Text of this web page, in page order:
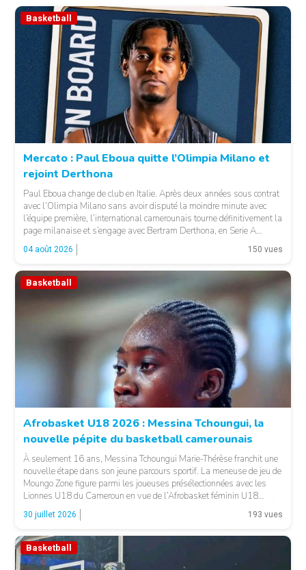
© Basket 237
Basketball
Mercato : Paul Eboua quitte l’Olimpia Milano et
rejoint Derthona
Paul Eboua change de club en Italie. Après deux années sous contrat
avec l’Olimpia Milano sans avoir disputé la moindre minute avec
l’équipe première, l’international camerounais tourne définitivement la
page milanaise et s’engage avec Bertram Derthona, en Serie A
italienne. LA SUITE APRÈS LA PUBLICITÉ Arrivé à Milan en 2024
pour un contrat de […]
04 août 2026 150 vues
Basketball
Afrobasket U18 2026 : Messina Tchoungui, la
nouvelle pépite du basketball camerounais
À seulement 16 ans, Messina Tchoungui Marie-Thérèse franchit une
nouvelle étape dans son jeune parcours sportif. La meneuse de jeu de
Moungo Zone figure parmi les joueuses présélectionnées avec les
Lionnes U18 du Cameroun en vue de l’Afrobasket féminin U18
2026, qui se déroulera à Abidjan, en Côte d’Ivoire. LA SUITE APRÈS
LA PUBLICITÉ […]
30 juillet 2026 193 vues
Basketball